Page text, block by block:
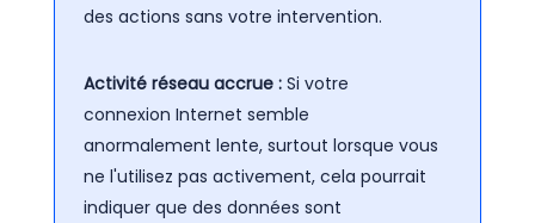
des actions sans votre intervention.
Activité réseau accrue : Si votre
connexion Internet semble
anormalement lente, surtout lorsque vous
ne l'utilisez pas activement, cela pourrait
indiquer que des données sont